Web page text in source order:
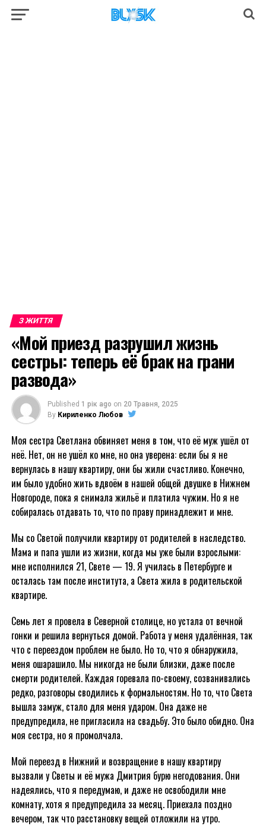
З ЖИТТЯ
«Мой приезд разрушил жизнь
сестры: теперь её брак на грани
развода»
Published 1 рік ago on 20 Травня, 2025
By Кириленко Любов
Моя сестра Светлана обвиняет меня в том, что её муж ушёл от
неё. Нет, он не ушёл ко мне, но она уверена: если бы я не
вернулась в нашу квартиру, они бы жили счастливо. Конечно,
им было удобно жить вдвоём в нашей общей двушке в Нижнем
Новгороде, пока я снимала жильё и платила чужим. Но я не
собиралась отдавать то, что по праву принадлежит и мне.
Мы со Светой получили квартиру от родителей в наследство.
Мама и папа ушли из жизни, когда мы уже были взрослыми:
мне исполнился 21, Свете — 19. Я училась в Петербурге и
осталась там после института, а Света жила в родительской
квартире.
Семь лет я провела в Северной столице, но устала от вечной
гонки и решила вернуться домой. Работа у меня удалённая, так
что с переездом проблем не было. Но то, что я обнаружила,
меня ошарашило. Мы никогда не были близки, даже после
смерти родителей. Каждая горевала по-своему, созванивались
редко, разговоры сводились к формальностям. Но то, что Света
вышла замуж, стало для меня ударом. Она даже не
предупредила, не пригласила на свадьбу. Это было обидно. Она
моя сестра, но я промолчала.
Мой переезд в Нижний и возвращение в нашу квартиру
вызвали у Светы и её мужа Дмитрия бурю негодования. Они
надеялись, что я передумаю, и даже не освободили мне
комнату, хотя я предупредила за месяц. Приехала поздно
вечером, так что расстановку вещей отложили на утро.